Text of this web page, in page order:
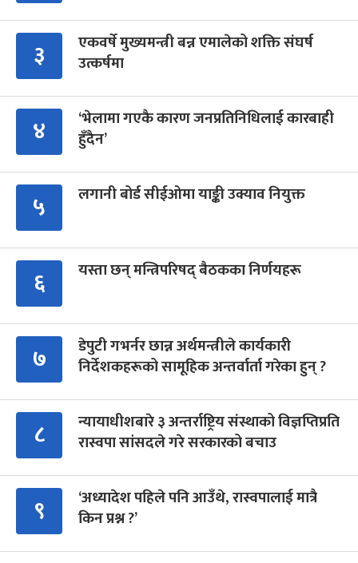
३
एकवर्षे मुख्यमन्त्री बन्न एमालेको शक्ति संघर्ष
उत्कर्षमा
४
‘भेलामा गएकै कारण जनप्रतिनिधिलाई कारबाही
हुँदैन’
५ लगानी बोर्ड सीईओमा याङ्की उक्याव नियुक्त
६ यस्ता छन् मन्त्रिपरिषद् बैठकका निर्णयहरू
७
डेपुटी गभर्नर छान्न अर्थमन्त्रीले कार्यकारी
निर्देशकहरूको सामूहिक अन्तर्वार्ता गरेका हुन् ?
८
न्यायाधीशबारे ३ अन्तर्राष्ट्रिय संस्थाको विज्ञप्तिप्रति
रास्वपा सांसदले गरे सरकारको बचाउ
९
‘अध्यादेश पहिले पनि आउँथे, रास्वपालाई मात्रै
किन प्रश्न ?’